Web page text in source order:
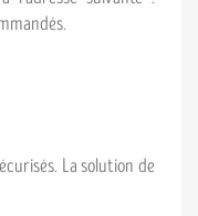
La solution de